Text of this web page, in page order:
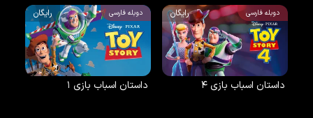
دوبله فارسی رایگان
داستان اسباب بازی ۴
دوبله فارسی رایگان
داستان اسباب بازی ۱